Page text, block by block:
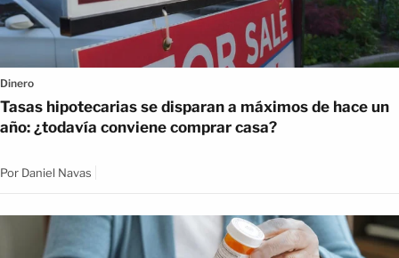
Dinero
Tasas hipotecarias se disparan a máximos de hace un
año: ¿todavía conviene comprar casa?
Por Daniel Navas